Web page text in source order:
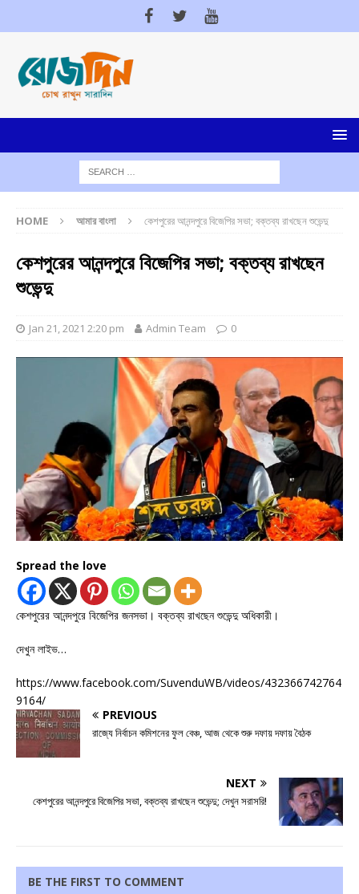
HOME আমার বাংলা কেশপুরের আনন্দপুরে বিজেপির সভা; বক্তব্য রাখছেন শুভেন্দু
কেশপুরের আনন্দপুরে বিজেপির সভা; বক্তব্য রাখছেন
শুভেন্দু
Jan 21, 2021 2:20 pm Admin Team 0
Spread the love
কেশপুরের আনন্দপুরে বিজেপির জনসভা। বক্তব্য রাখছেন শুভেন্দু অধিকারী।
দেখুন লাইভ…
https://www.facebook.com/SuvenduWB/videos/432366742764
9164/
PREVIOUS
রাজ্যে নির্বাচন কমিশনের ফুল বেঞ্চ, আজ থেকে শুরু দফায় দফায় বৈঠক
NEXT
কেশপুরের আনন্দপুরে বিজেপির সভা, বক্তব্য রাখছেন শুভেন্দু; দেখুন সরাসরি!
BE THE FIRST TO COMMENT